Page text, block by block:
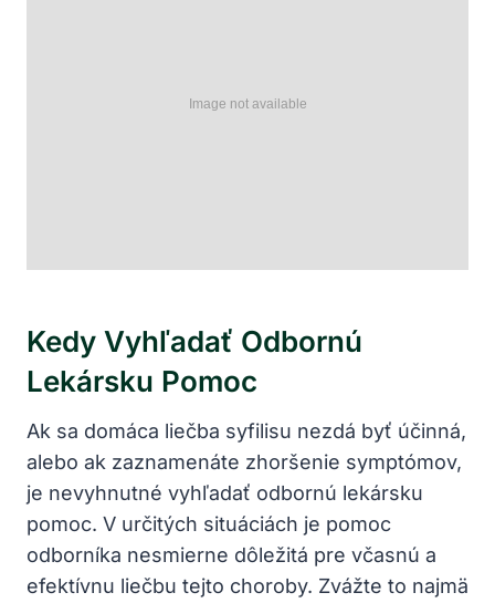
Kedy Vyhľadať Odbornú⁤
Lekársku Pomoc
Ak sa ​domáca liečba syfilisu nezdá byť účinná,⁢
alebo ak⁤ zaznamenáte zhoršenie symptómov,
je⁣ nevyhnutné vyhľadať ​odbornú lekársku
pomoc.‌ V určitých situáciách je pomoc
‌odborníka ⁤nesmierne​ dôležitá pre včasnú a
efektívnu liečbu tejto choroby. Zvážte to najmä